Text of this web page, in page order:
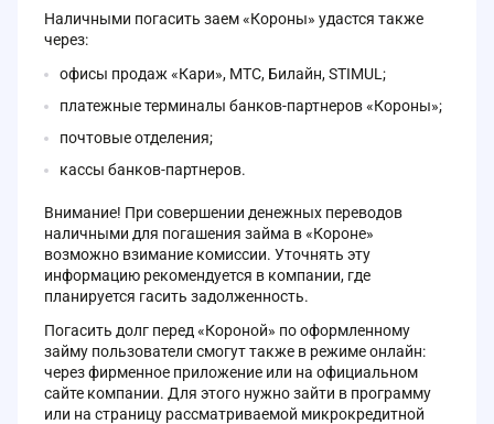
Наличными погасить заем «Короны» удастся также
через:
офисы продаж «Кари», МТС, Билайн, STIMUL;
платежные терминалы банков-партнеров «Короны»;
почтовые отделения;
кассы банков-партнеров.
Внимание! При совершении денежных переводов
наличными для погашения займа в «Короне»
возможно взимание комиссии. Уточнять эту
информацию рекомендуется в компании, где
планируется гасить задолженность.
Погасить долг перед «Короной» по оформленному
займу пользователи смогут также в режиме онлайн:
через фирменное приложение или на официальном
сайте компании. Для этого нужно зайти в программу
или на страницу рассматриваемой микрокредитной